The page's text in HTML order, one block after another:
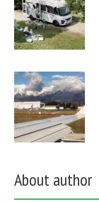
About author